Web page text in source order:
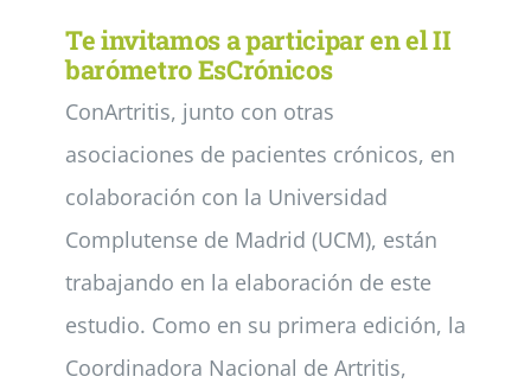
Te invitamos a participar en el II
barómetro EsCrónicos
ConArtritis, junto con otras
asociaciones de pacientes crónicos, en
colaboración con la Universidad
Complutense de Madrid (UCM), están
trabajando en la elaboración de este
estudio. Como en su primera edición, la
Coordinadora Nacional de Artritis,